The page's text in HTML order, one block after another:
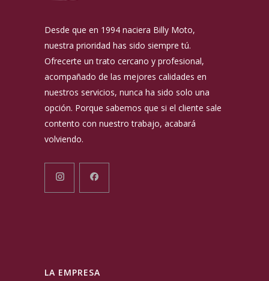
Desde que en 1994 naciera Billy Moto,
nuestra prioridad has sido siempre tú.
Ofrecerte un trato cercano y profesional,
acompañado de las mejores calidades en
nuestros servicios, nunca ha sido solo una
opción. Porque sabemos que si el cliente sale
contento con nuestro trabajo, acabará
volviendo.
LA EMPRESA